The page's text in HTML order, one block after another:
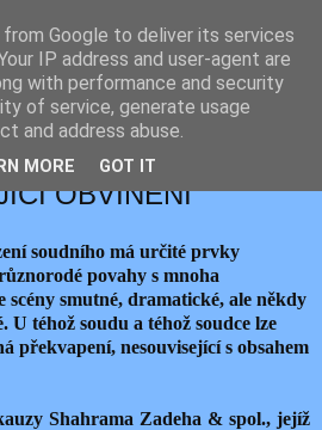
A
OBVINĚNÍ
soudního má určité prvky
povahy s mnoha
smutné, dramatické, ale někdy
U téhož soudu a téhož soudce lze
překvapení, nesouvisející s obsahem
Shahrama Zadeha & spol., jejíž
Google to deliver its services
IP address and user-agent are
with performance and security
of service, generate usage
and address abuse.
MORE GOT IT